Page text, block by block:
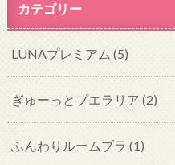
カテゴリー
LUNAプレミアム (5)
ぎゅーっとプエラリア (2)
ふんわりルームブラ (1)